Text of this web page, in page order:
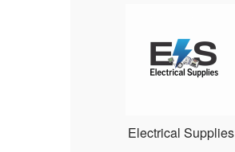
Electrical Supplies